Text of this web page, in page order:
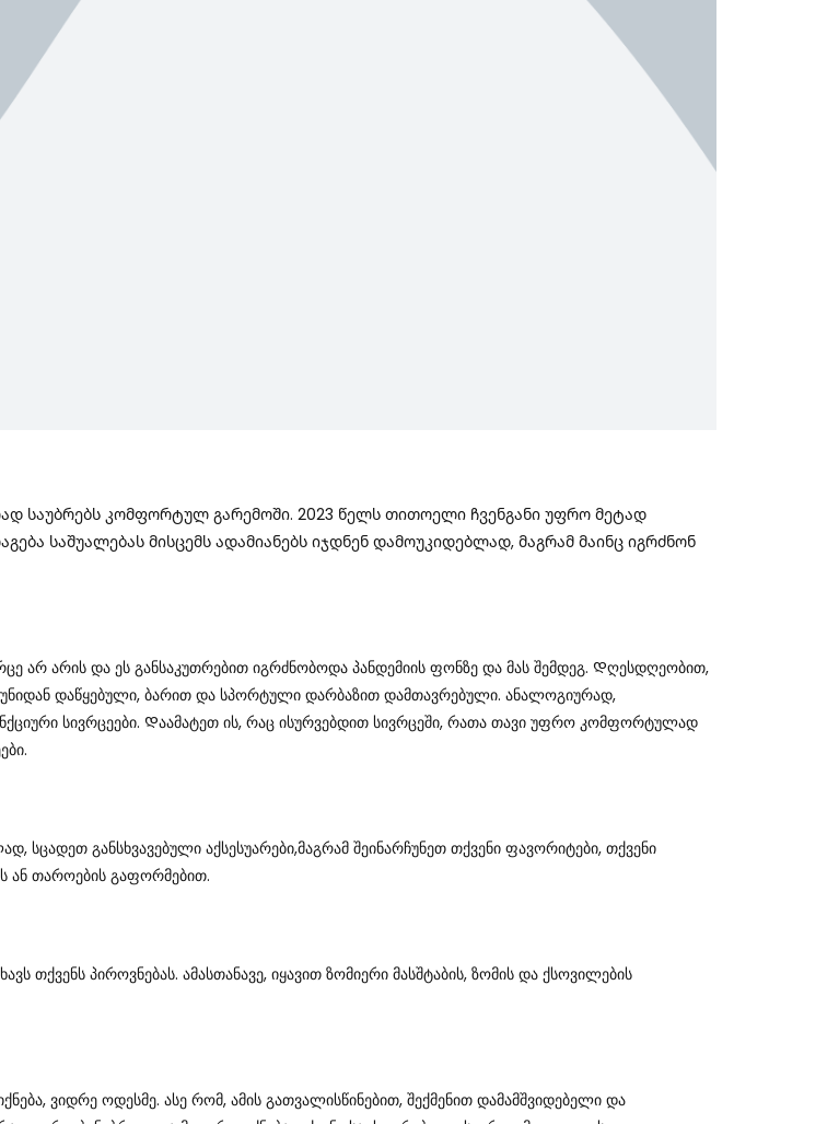
Საუბრებს Კომფორტულ Გარემოში. 2023 Წელს Თითოელი Ჩვენგანი Უფრო Მეტად
Საშუალებას Მისცემს Ადამიანებს Იჯდნენ Დამოუკიდებლად, Მაგრამ Მაინც Იგრძნონ
Არ Არის Და Ეს Განსაკუთრებით Იგრძნობოდა Პანდემიის Ფონზე Და Მას Შემდეგ. Დღესდღეობით,
Დაწყებული, Ბარით Და Სპორტული Დარბაზით Დამთავრებული. Ანალოგიურად,
Სივრცეები. Დაამატეთ Ის, Რაც Ისურვებდით Სივრცეში, Რათა Თავი Უფრო Კომფორტულად
Განსხვავებული Აქსესუარები,მაგრამ Შეინარჩუნეთ Თქვენი Ფავორიტები, Თქვენი
Ან Თაროების Გაფორმებით.
Თქვენს Პიროვნებას. Ამასთანავე, Იყავით Ზომიერი Მასშტაბის, Ზომის Და Ქსოვილების
Ვიდრე Ოდესმე. Ასე Რომ, Ამის Გათვალისწინებით, Შექმენით Დამამშვიდებელი Და